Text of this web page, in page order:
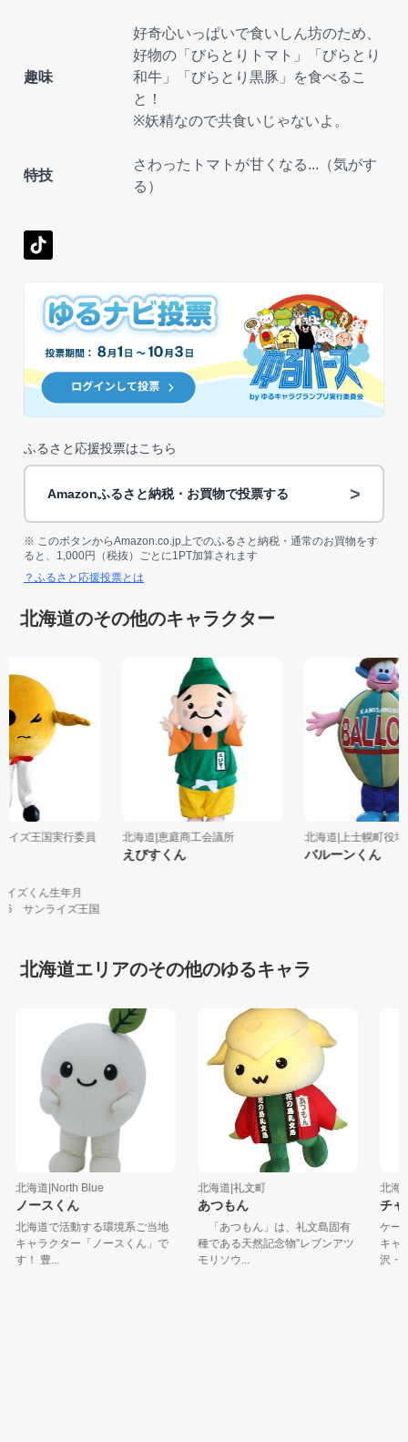
趣味
好奇心いっぱいで食いしん坊のため、
好物の「びらとりトマト」「びらとり
和牛」「びらとり黒豚」を食べるこ
と！
※妖精なので共食いじゃないよ。
特技
さわったトマトが甘くなる...（気がす
る）
ふるさと応援投票はこちら
Amazonふるさと納税・お買物で投票する >
※ このボタンからAmazon.co.jp上でのふるさと納税・通常のお買物をす
ると、1,000円（税抜）ごとに1PT加算されます
？ふるさと応援投票とは
北海道のその他のキャラクター
ライズ王国実行委員
イズくん生年月
サンライズ王国
北海道|恵庭商工会議所
えびすくん
北海道|上士幌町
バルーンくん
北海道エリアのその他のゆるキャラ
北海道|North Blue
ノースくん
北海道で活動する環境系ご当地
キャラクター「ノースくん」で
す！ 豊...
北海道|礼文町
あつもん
「あつもん」は、礼文島固有
種である天然記念物”レブンアツ
モリソウ...
北海道
チャ
ケーブ
キャラ
沢・...